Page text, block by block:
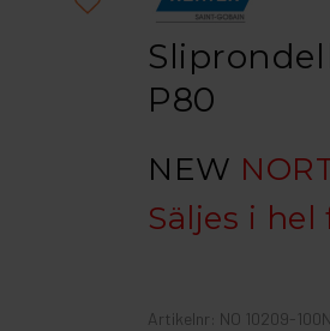
P80
NEW
Säljes i hel
Artikelnr: NO 10209-